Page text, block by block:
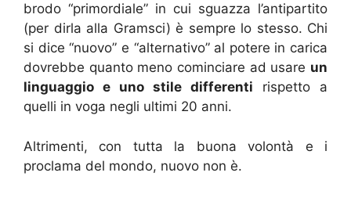
brodo “primordiale” in cui sguazza l’antipartito
(per dirla alla Gramsci) è sempre lo stesso. Chi
si dice “nuovo” e “alternativo” al potere in carica
dovrebbe quanto meno cominciare ad usare un
linguaggio e uno stile differenti rispetto a
quelli in voga negli ultimi 20 anni.
Altrimenti, con tutta la buona volontà e i
proclama del mondo, nuovo non è.